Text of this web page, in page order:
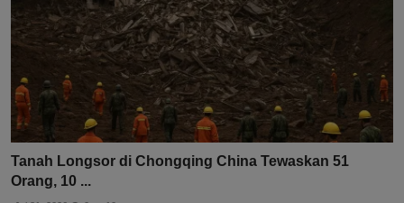
Tanah Longsor di Chongqing China Tewaskan 51
Orang, 10 ...